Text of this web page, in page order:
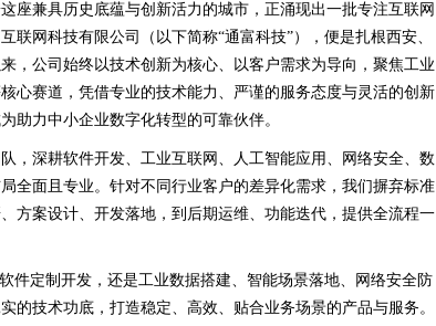
座兼具历史底蕴与创新活力的城市，正涌现出一批专注互联网
联网科技有限公司（以下简称“通富科技”），便是扎根西安、
，公司始终以技术创新为核心、以客户需求为导向，聚焦工业
心赛道，凭借专业的技术能力、严谨的服务态度与灵活的创新
助力中小企业数字化转型的可靠伙伴。
，深耕软件开发、工业互联网、人工智能应用、网络安全、数
全面且专业。针对不同行业客户的差异化需求，我们摒弃标准
方案设计、开发落地，到后期运维、功能迭代，提供全流程一
件定制开发，还是工业数据搭建、智能场景落地、网络安全防
的技术功底，打造稳定、高效、贴合业务场景的产品与服务。